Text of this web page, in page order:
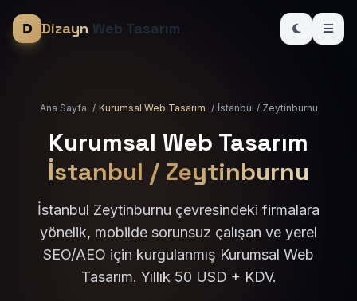
Dizayn Web Tasarım
Ana Sayfa / Kurumsal Web Tasarım / İstanbul / Zeytinburnu
Kurumsal Web Tasarım
İstanbul / Zeytinburnu
İstanbul Zeytinburnu çevresindeki firmalara
yönelik, mobilde sorunsuz çalışan ve yerel
SEO/AEO için kurgulanmış Kurumsal Web
Tasarım. Yıllık 50 USD + KDV.